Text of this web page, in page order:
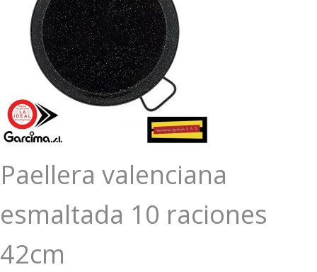
Paellera valenciana
esmaltada 10 raciones
42cm